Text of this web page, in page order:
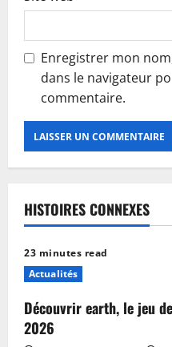
Enregistrer mon
dans le navigateur
commentaire.
HISTOIRES CONNEXES
23 minutes read
Actualités
Découvrir earth, le jeu
2026